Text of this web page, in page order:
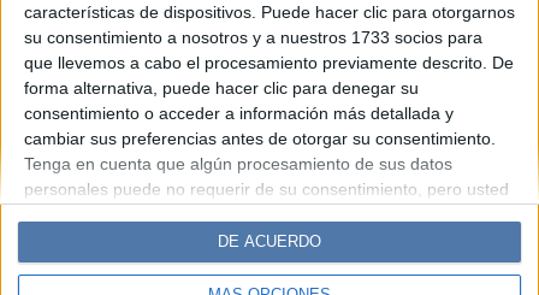
características de dispositivos. Puede hacer clic para otorgarnos
su consentimiento a nosotros y a nuestros 1733 socios para
que llevemos a cabo el procesamiento previamente descrito. De
forma alternativa, puede hacer clic para denegar su
consentimiento o acceder a información más detallada y
cambiar sus preferencias antes de otorgar su consentimiento.
Tenga en cuenta que algún procesamiento de sus datos
personales puede no requerir de su consentimiento, pero usted
preferencias se aplicarán solo a este sitio web. Puede cambiar
sus preferencias o retirar su consentimiento en cualquier
momento volviendo a este sitio y haciendo clic en el botón
DE ACUERDO
Diario Perfil Caras Noticias
Fortuna
Hombre
Weekend Parabrisas
Supercampo
Lunateen